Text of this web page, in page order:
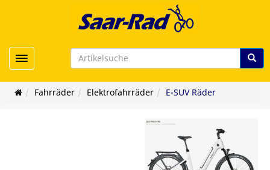
Toggle navigation
Fahrräder Elektrofahrräder E-SUV Räder